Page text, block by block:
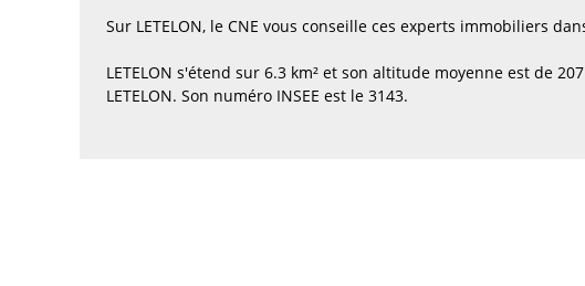
Sur LETELON, le CNE vous conseille ces experts immobiliers
LETELON s'étend sur 6.3 km² et son altitude moyenne est de
LETELON. Son numéro INSEE est le 3143.